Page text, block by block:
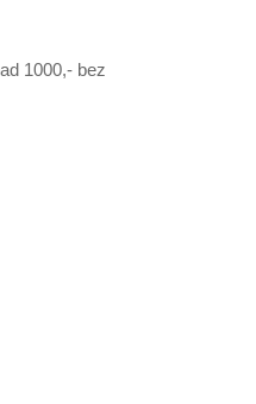
1000,- bez